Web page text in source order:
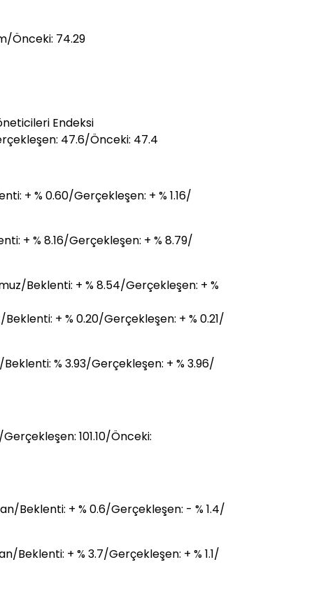
Önceki: 74.29
Endeksi
47.6/Önceki: 47.4
+ % 0.60/Gerçekleşen: + % 1.16/
+ % 8.16/Gerçekleşen: + % 8.79/
Beklenti: + % 8.54/Gerçekleşen: + %
+ % 0.20/Gerçekleşen: + % 0.21/
% 3.93/Gerçekleşen: + % 3.96/
101.10/Önceki:
Beklenti: + % 0.6/Gerçekleşen: - % 1.4/
Beklenti: + % 3.7/Gerçekleşen: + % 1.1/